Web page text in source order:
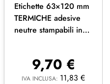
Etichette 63×120 mm
TERMICHE adesive
neutre stampabili in
9,70 €
IVA INCLUSA: 11,83 €